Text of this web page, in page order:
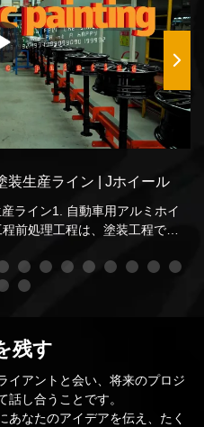
装生産ライン | Jホイール
ライン1. 自動車用アルミホイ
前処理工程は、塗装工程で処
り、自動車走行中の土壌や廃
ムを維持し、道路環境汚染が
イールの前処理の加工技術を
タイプの機械と設備が選択さ
リケーションを検討すること
による自動車用アルミホイー
りも広範な不動態皮膜をアル
残す
イアントと会い、将来のプロジ
話し合うことです。
あなたのアイデアを伝え、たく